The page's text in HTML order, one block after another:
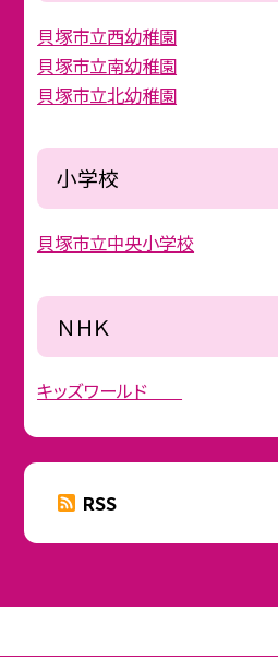
貝塚市立西幼稚園
貝塚市立南幼稚園
貝塚市立北幼稚園
小学校
貝塚市立中央小学校
ＮＨＫ
キッズワールド
RSS